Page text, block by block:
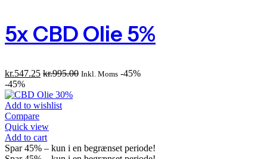
5x CBD Olie 5%
kr.547.25 kr.995.00 Inkl. Moms -45%
-45%
Add to wishlist
Compare
Quick view
Add to cart
Spar45% – kun i en begrænset periode!